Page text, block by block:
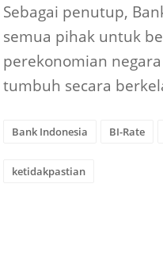
Sebagai penutup,
semua pihak untuk
perekonomian
tumbuh secara
Bank Indonesia BI-Rate
ketidakpastian